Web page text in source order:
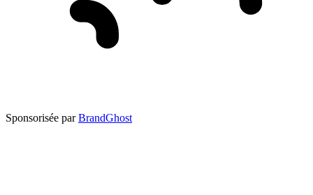
Sponsorisée par BrandGhost